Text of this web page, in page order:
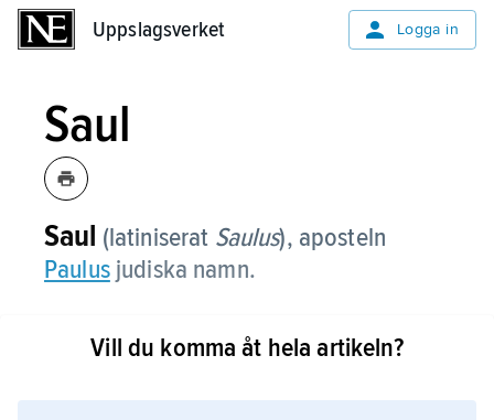
Uppslagsverket Logga in
Saul
Saul (latiniserat Saulus), aposteln
Paulusjudiska namn.
Vill du komma åt hela artikeln?